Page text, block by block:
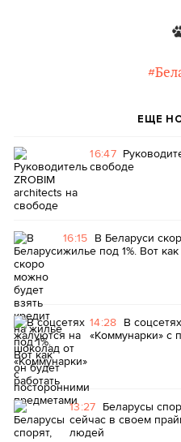
ЕЩЕ
16:47
свободе
16:15 В Беларуси
жилье под 1%. Вот
14:28 В
«Коммунарки» с
13:27 Беларусы
сейчас в своем
людей